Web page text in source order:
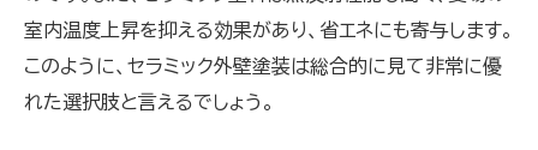
室内温度上昇を抑える効果があり、省エネにも寄与します。
このように、セラミック外壁塗装は総合的に見て非常に優
れた選択肢と言えるでしょう。